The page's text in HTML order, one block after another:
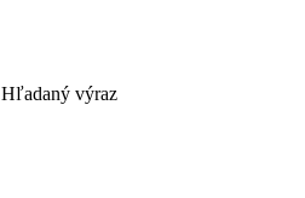
Hľadaný výraz